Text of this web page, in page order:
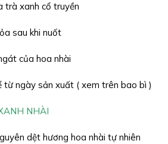
trà xanh cổ truyền
sau khi nuốt
của hoa nhài
từ ngày sản xuất ( xem trên bao bì )
NHÀI
dệt hương hoa nhài tự nhiên